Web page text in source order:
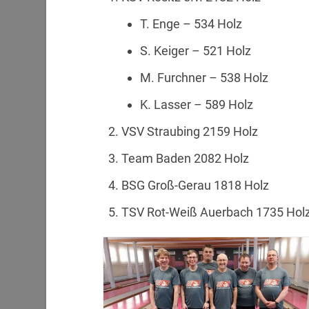
T. Enge – 534 Holz
S. Keiger – 521 Holz
M. Furchner – 538 Holz
K. Lasser – 589 Holz
VSV Straubing 2159 Holz
Team Baden 2082 Holz
BSG Groß-Gerau 1818 Holz
TSV Rot-Weiß Auerbach 1735